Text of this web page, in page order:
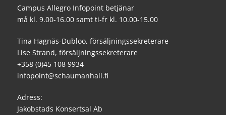
Campus Allegro Infopoint betjänar
må kl. 9.00-16.00 samt ti-fr kl. 10.00-15.00
Tina Hagnäs-Dubloo, försäljningssekreterare
Lise Strand, försäljningssekreterare
+358 (0)45 108 9934
infopoint@schaumanhall.fi
Adress:
Jakobstads Konsertsal Ab